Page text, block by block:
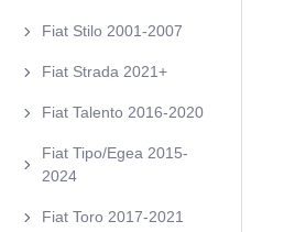
Fiat Stilo 2001-2007
Fiat Strada 2021+
Fiat Talento 2016-2020
Fiat Tipo/Egea 2015-
2024
Fiat Toro 2017-2021